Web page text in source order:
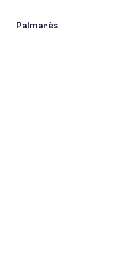
Palmarès